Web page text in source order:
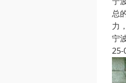
总
力
宁
25-